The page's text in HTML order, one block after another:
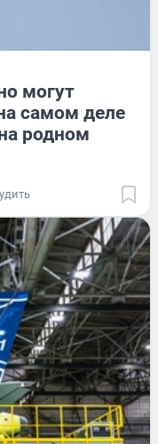
могут
самом деле
родном